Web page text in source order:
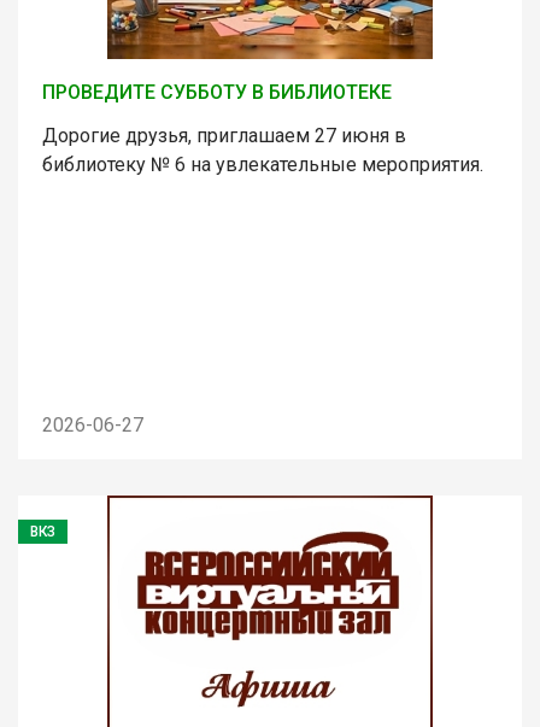
ПРОВЕДИТЕ СУББОТУ В БИБЛИОТЕКЕ
Дорогие друзья, приглашаем 27 июня в
библиотеку № 6 на увлекательные мероприятия.
2026-06-27
ВКЗ